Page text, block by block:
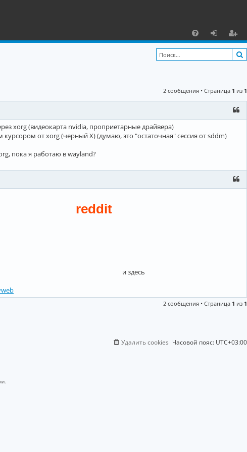
F
A
х
о
ег
и
р
а
2 сообщения • Страница 1 из 1
xorg (видеокарта nvidia, проприетарные драйвера)
от xorg (черный Х) (думаю, это "остаточная" сессия от sddm)
пока я работаю в wayland?
и здесь
2 сообщения • Страница 1 из 1
Часовой пояс: UTC+03:00
Удалить cookies